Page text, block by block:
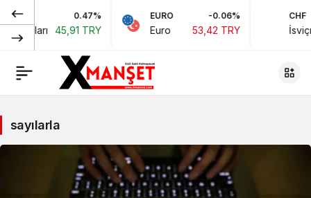
0.47%
Doları 45,91 TRY
EURO -0.06%
Euro 53,42 TRY
CHF
sayılarla